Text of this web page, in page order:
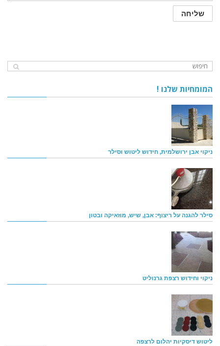
המומחיות שלנו !
ניקוי אבן ירושלמית, חידוש ליטוש וסילר
סילר להגנה על ריצוף: אבן, שיש, מוזאיקה ובטון
ניקוי וחידוש רצפת גרנוליט
ליטוש דיסקיות יהלום לרצפה